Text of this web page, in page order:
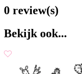
0 review(s)
Bekijk ook...